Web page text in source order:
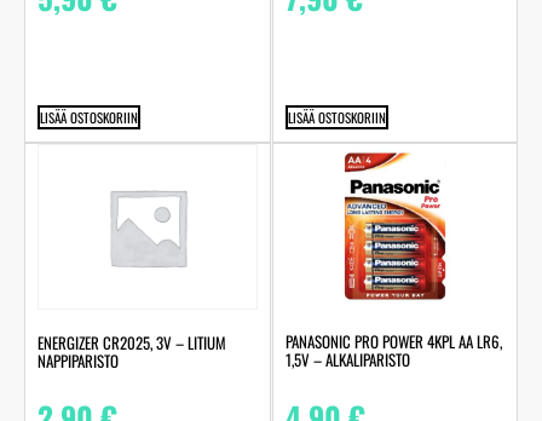
LISÄÄ OSTOSKORIIN LISÄÄ OSTOSKORIIN
ENERGIZER CR2025, 3V – LITIUM
NAPPIPARISTO
PANASONIC PRO POWER 4KPL AA LR6,
1,5V – ALKALIPARISTO